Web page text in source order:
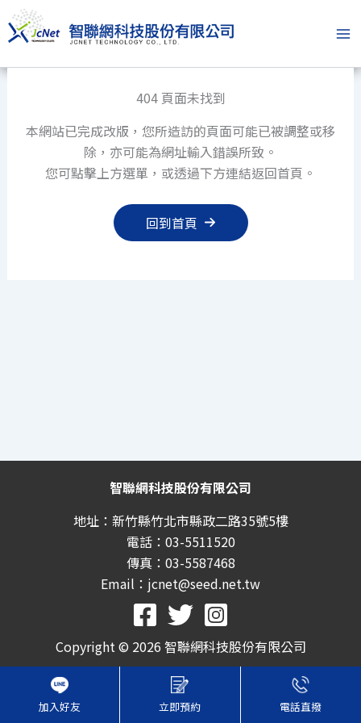
加入好友 立即預約 電話直撥
至
要
404 頁面未找到
本網站已完成改版，您所造訪的頁面可能已被調整或移
除，亦可能為網址輸入錯誤所致。
您可點擊上方選單，或透過下方連結返回首頁。
回到首頁
智聯網科技股份有限公司
地址：新竹縣竹北市縣政二路35號5樓
電話：03-5511520
傳真：03-5587468
Email：jcnet@seed.net.tw
Copyright © 2026 智聯網科技股份有限公司